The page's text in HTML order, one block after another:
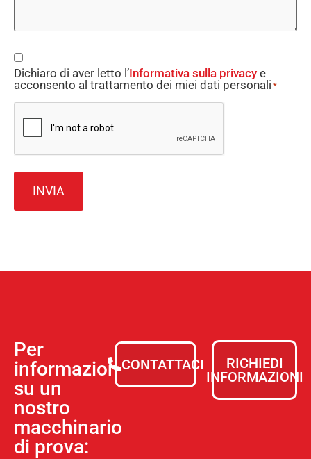
Consent
*
Dichiaro di aver letto l’Informativa sulla privacy e
acconsento al trattamento dei miei dati personali *
CAPTCHA
Per
informazioni
su un
nostro
macchinario
di prova:
CONTATTACI
RICHIEDI
INFORMAZIONI